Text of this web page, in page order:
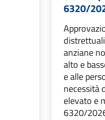
6320/
anziane
alto e
e alle
necessità
elevato e
6320/